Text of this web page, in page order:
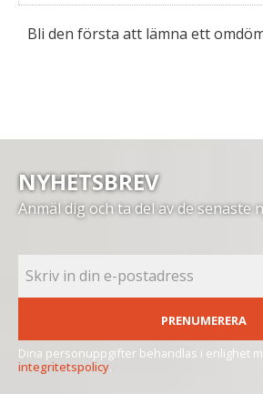
Bli den första att lämna ett
NYHETSBREV
Anmäl dig och ta del av de senaste
PRENUMERERA
Dina personuppgifter behandlas i enlighet
integritetspolicy.